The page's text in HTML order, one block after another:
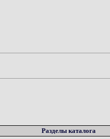
Разделы каталога